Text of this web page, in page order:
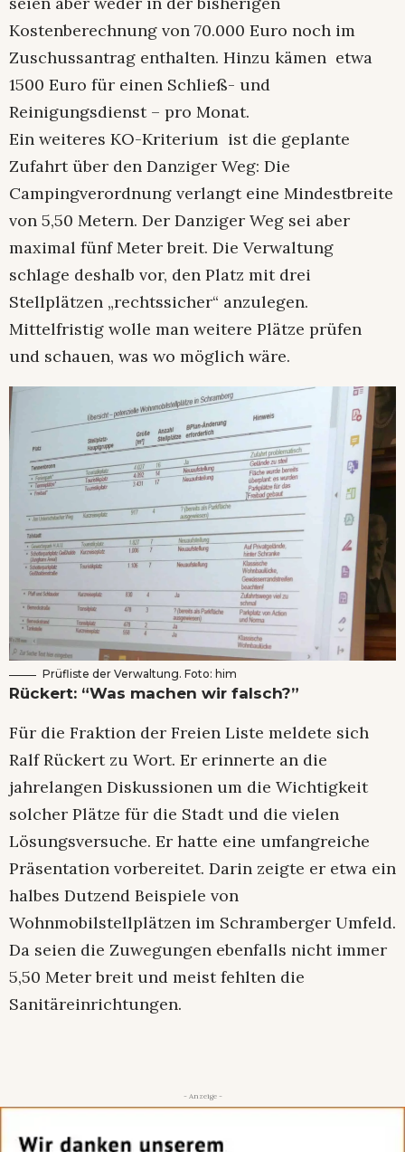
Kostenberechnung von 70.000 Euro noch im
Zuschussantrag enthalten. Hinzu kämen etwa
1500 Euro für einen Schließ- und
Reinigungsdienst – pro Monat.
Ein weiteres KO-Kriterium ist die geplante
Zufahrt über den Danziger Weg: Die
Campingverordnung verlangt eine Mindestbreite
von 5,50 Metern. Der Danziger Weg sei aber
maximal fünf Meter breit. Die Verwaltung
schlage deshalb vor, den Platz mit drei
Stellplätzen „rechtssicher“ anzulegen.
Mittelfristig wolle man weitere Plätze prüfen
und schauen, was wo möglich wäre.
Prüfliste der Verwaltung. Foto: him
Rückert: “Was machen wir falsch?”
Für die Fraktion der Freien Liste meldete sich
Ralf Rückert zu Wort. Er erinnerte an die
jahrelangen Diskussionen um die Wichtigkeit
solcher Plätze für die Stadt und die vielen
Lösungsversuche. Er hatte eine umfangreiche
Präsentation vorbereitet. Darin zeigte er etwa ein
halbes Dutzend Beispiele von
Wohnmobilstellplätzen im Schramberger Umfeld.
Da seien die Zuwegungen ebenfalls nicht immer
5,50 Meter breit und meist fehlten die
Sanitäreinrichtungen.
- Anzeige -